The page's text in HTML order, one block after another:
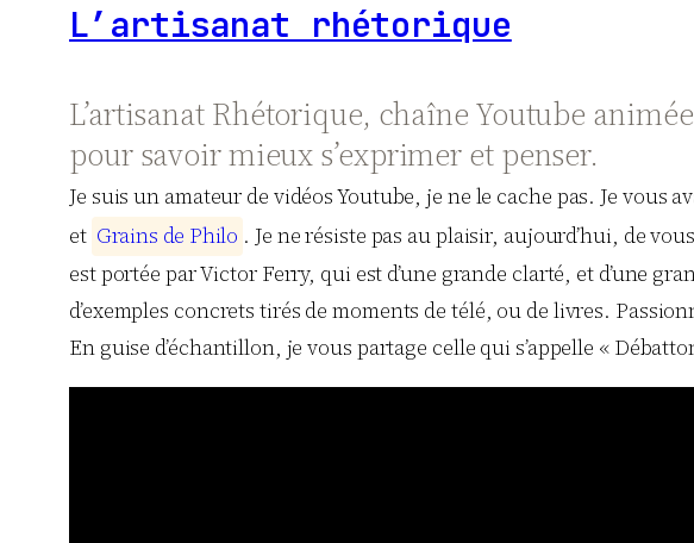
L’artisanat rhétorique
L’artisanat Rhétorique, chaîne Youtube
pour savoir mieux s’exprimer et penser.
Je suis un amateur de vidéos Youtube, je ne le cache pas. Je vous
et Grains de Philo . Je ne résiste pas au plaisir, aujourd’hui, de
est portée par Victor Ferry, qui est d’une grande clarté, et d’une
d’exemples concrets tirés de moments de télé, ou de livres.
En guise d’échantillon, je vous partage celle qui s’appelle «